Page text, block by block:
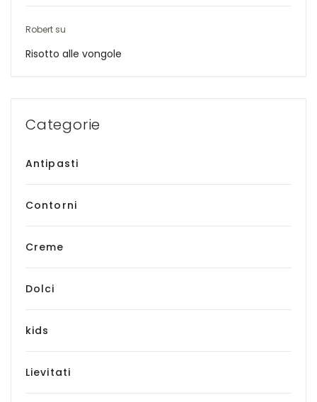
Robert su
Risotto alle vongole
Categorie
Antipasti
Contorni
Creme
Dolci
kids
Lievitati